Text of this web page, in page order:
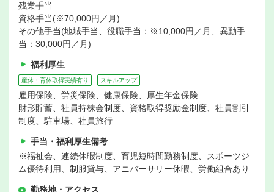
残業手当
資格手当(※70,000円／月)
その他手当(地域手当、役職手当：※10,000円／月、異動手
当：30,000円／月)
福利厚生
産休・育休取得実績有り スキルアップ
雇用保険、労災保険、健康保険、厚生年金保険
財形貯蓄、社員持株会制度、資格取得奨励金制度、社員割引
制度、駐車場、社員旅行
手当・福利厚生備考
※福祉会、連続休暇制度、育児短時間勤務制度、スポーツジ
ム優待利用、制服貸与、アニバーサリー休暇、労働組合あり
勤務地・アクセス